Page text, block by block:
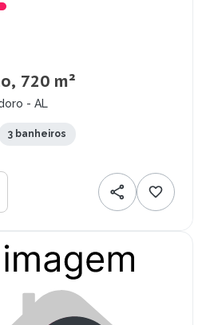
720 m²
- AL
3 banheiros